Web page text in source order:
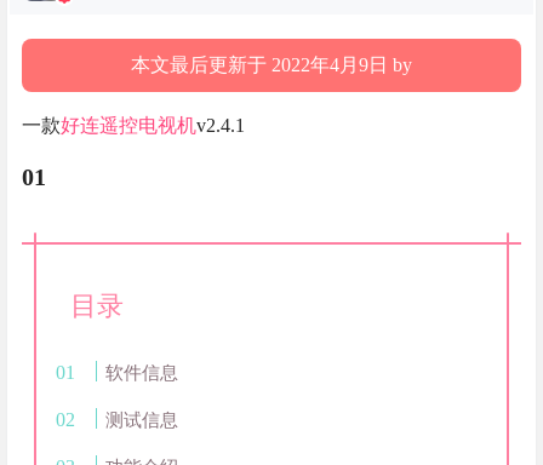
本文最后更新于 2022年4月9日 by
一款好连遥控电视机v2.4.1
01
目录
软件信息
测试信息